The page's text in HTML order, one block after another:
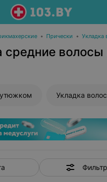
• Прически • Укладка
средние волосы
Укладка